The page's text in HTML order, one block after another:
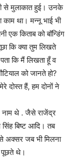
से मुलाकात हुई। उनके
काम था। मन्नू भाई भी
एक किताब को बॉन्डिंग
कि क्या तुम लिखते
कि मैं लिखता हूँ व
को जानते हो?
दोस्त हैं, हम दोनों ने
नाम थे . जैसे राजेंद्र
बिष्ट आदि। तब
अक्सर जब भी मिलना
पूछते थे।